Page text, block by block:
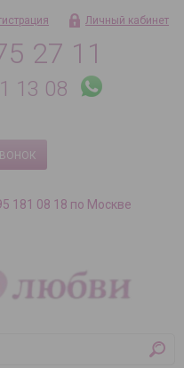
27 11
13 08
Личный кабинет
181 08 18 по Москве